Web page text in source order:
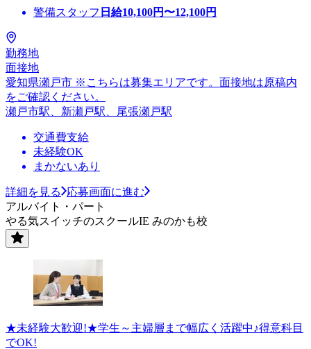
警備スタッフ 日給10,100円〜12,100円
勤務地
面接地
愛知県瀬戸市 ※こちらは募集エリアです。面接地は原稿内
をご確認ください。
瀬戸市駅、新瀬戸駅、尾張瀬戸駅
交通費支給
未経験OK
まかないあり
詳細を見る
応募画面に進む
アルバイト・パート
やる気スイッチのスクールIE みのかも校
★未経験大歓迎!★学生～主婦層まで幅広く活躍中♪得意科目
でOK!